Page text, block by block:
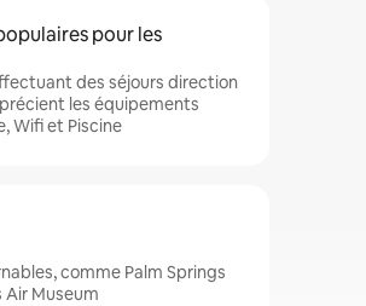
pour les
des séjours direction
les équipements
Wifi et Piscine
comme Palm Springs
Air Museum